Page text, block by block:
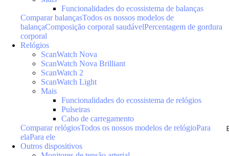
Funcionalidades do ecossistema de balanças
Comparar balançasTodos os nossos modelos de
balançaComposição corporal saudávelPercentagem de gordura
corporal
Relógios
ScanWatch Nova
ScanWatch Nova Brilliant
ScanWatch 2
ScanWatch Light
Mais
Funcionalidades do ecossistema de relógios
Pulseiras
Cabo de carregamento
Comparar relógiosTodos os nossos modelos de relógioPara
elaPara ele
Outros dispositivos